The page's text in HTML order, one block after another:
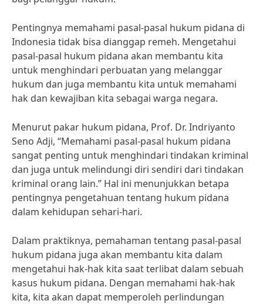
Pentingnya memahami pasal-pasal hukum pidana di
Indonesia tidak bisa dianggap remeh. Mengetahui
pasal-pasal hukum pidana akan membantu kita
untuk menghindari perbuatan yang melanggar
hukum dan juga membantu kita untuk memahami
hak dan kewajiban kita sebagai warga negara.
Menurut pakar hukum pidana, Prof. Dr. Indriyanto
Seno Adji, “Memahami pasal-pasal hukum pidana
sangat penting untuk menghindari tindakan kriminal
dan juga untuk melindungi diri sendiri dari tindakan
kriminal orang lain.” Hal ini menunjukkan betapa
pentingnya pengetahuan tentang hukum pidana
dalam kehidupan sehari-hari.
Dalam praktiknya, pemahaman tentang pasal-pasal
hukum pidana juga akan membantu kita dalam
mengetahui hak-hak kita saat terlibat dalam sebuah
kasus hukum pidana. Dengan memahami hak-hak
kita, kita akan dapat memperoleh perlindungan